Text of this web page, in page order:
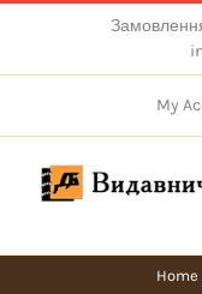
content
My
Home